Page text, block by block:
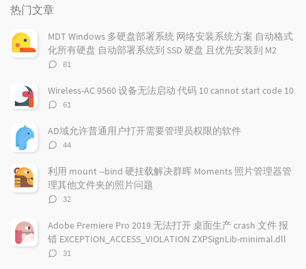
门
文
章
论
章
热门文章
MDT Windows 多硬盘部署系统 网络安装系统方案 自动格式
化所有硬盘 自动部署系统到 SSD 硬盘 且优先安装到 M2
评
数：
81
Wireless-AC 9560 设备无法启动 代码 10 cannot start code 10
评
数：
61
AD域允许普通用户打开需要管理员权限的软件
评
数：
44
利用 mount --bind 硬挂载解决群晖 Moments 照片管理器管
理其他文件夹的照片问题
评
数：
32
Adobe Premiere Pro 2019 无法打开 桌面生产 crash 文件 报
错 EXCEPTION_ACCESS_VIOLATION ZXPSignLib-minimal.dll
评
31